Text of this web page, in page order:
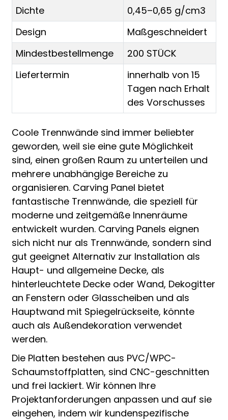
Dichte
0,45–0,65 g/cm3
Design
Maßgeschneidert
Mindestbestellmenge
200 STÜCK
Liefertermin
innerhalb von 15
Tagen nach Erhalt
des Vorschusses
Coole Trennwände sind immer beliebter
geworden, weil sie eine gute Möglichkeit
sind, einen großen Raum zu unterteilen und
mehrere unabhängige Bereiche zu
organisieren. Carving Panel bietet
fantastische Trennwände, die speziell für
moderne und zeitgemäße Innenräume
entwickelt wurden. Carving Panels eignen
sich nicht nur als Trennwände, sondern sind
gut geeignet Alternativ zur Installation als
Haupt- und allgemeine Decke, als
hinterleuchtete Decke oder Wand, Dekogitter
an Fenstern oder Glasscheiben und als
Hauptwand mit Spiegelrückseite, könnte
auch als Außendekoration verwendet
werden.
Die Platten bestehen aus PVC/WPC-
Schaumstoffplatten, sind CNC-geschnitten
und frei lackiert. Wir können Ihre
Projektanforderungen anpassen und auf sie
eingehen, indem wir kundenspezifische